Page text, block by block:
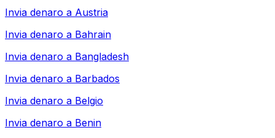
Invia denaro a Austria
Invia denaro a Bahrain
Invia denaro a Bangladesh
Invia denaro a Barbados
Invia denaro a Belgio
Invia denaro a Benin